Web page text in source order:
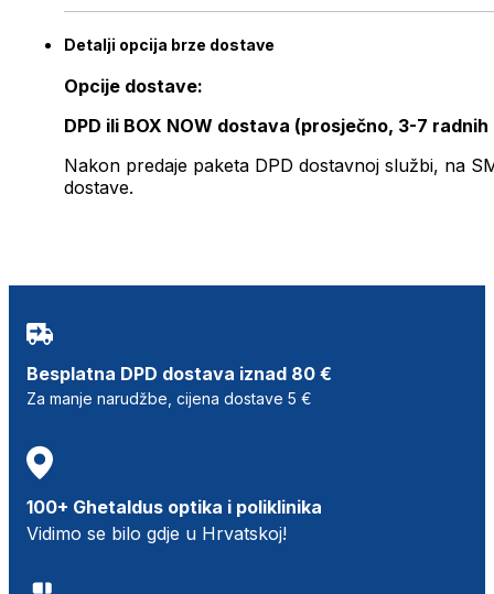
Detalji opcija brze dostave
Opcije dostave:
DPD ili BOX NOW dostava (prosječno, 3-7 radnih
Nakon predaje paketa DPD dostavnoj službi, na
dostave.
Besplatna DPD dostava iznad 80 €
Za manje narudžbe, cijena dostave 5 €
100+ Ghetaldus optika i poliklinika
Vidimo se bilo gdje u Hrvatskoj!